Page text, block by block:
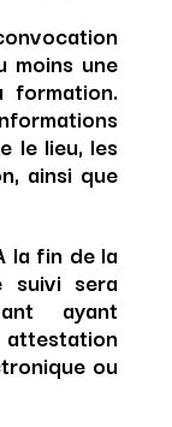
moins une
le lieu, les
ainsi que
la fin de la
suivi sera
ayant
attestation
ou